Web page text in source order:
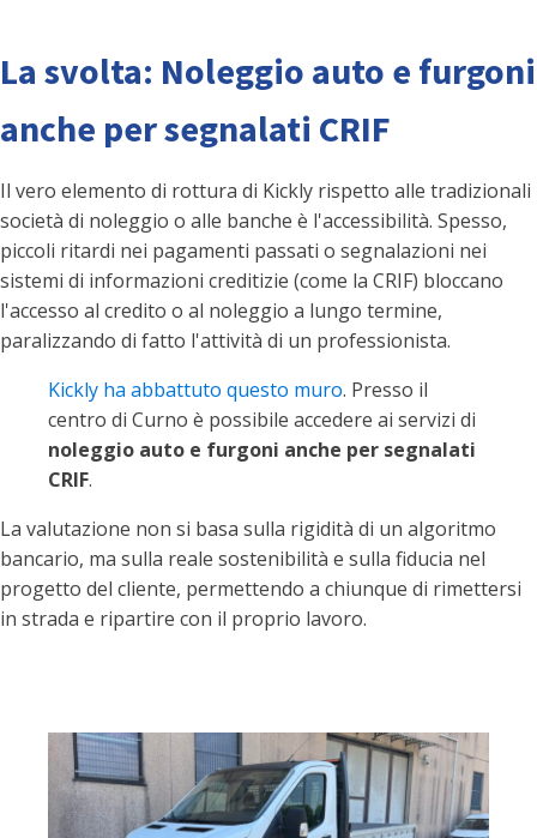
La svolta: Noleggio auto e furgoni
anche per segnalati CRIF
Il vero elemento di rottura di Kickly rispetto alle tradizionali
società di noleggio o alle banche è l'accessibilità. Spesso,
piccoli ritardi nei pagamenti passati o segnalazioni nei
sistemi di informazioni creditizie (come la CRIF) bloccano
l'accesso al credito o al noleggio a lungo termine,
paralizzando di fatto l'attività di un professionista.
Kickly ha abbattuto questo muro. Presso il
centro di Curno è possibile accedere ai servizi di
noleggio auto e furgoni anche per segnalati
CRIF.
La valutazione non si basa sulla rigidità di un algoritmo
bancario, ma sulla reale sostenibilità e sulla fiducia nel
progetto del cliente, permettendo a chiunque di rimettersi
in strada e ripartire con il proprio lavoro.